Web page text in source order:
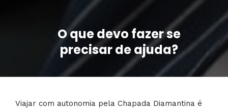
O que devo fazer se
precisar de ajuda?
Viajar com autonomia pela Chapada Diamantina é